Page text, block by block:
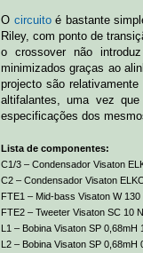
O circuitoé bastante
Riley, com ponto de
o crossover não
minimizados graças ao
projecto são
altifalantes, uma vez
especificações dos
Lista de componentes:
C1/3 – Condensador Visaton
C2 – Condensador Visaton
FTE1 – Mid-bass Visaton W 130
FTE2 – Tweeter Visaton SC 10
L1 – Bobina Visaton SP 0,68mH
L2 – Bobina Visaton SP 0,68mH